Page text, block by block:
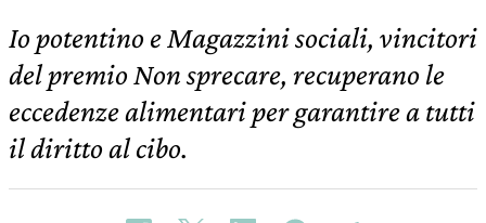
Io potentino e Magazzini sociali, vincitori
del premio Non sprecare, recuperano le
eccedenze alimentari per garantire a tutti
il diritto al cibo.